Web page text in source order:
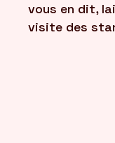
vous en dit,
visite des